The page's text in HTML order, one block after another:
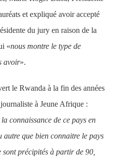
et expliqué avoir accepté
du jury en raison de la
«nous montre le type de
avoir».
le Rwanda à la fin des années
à Jeune Afrique :
connaissance de ce pays en
autre que bien connaitre le pays
sont précipités à partir de 90,